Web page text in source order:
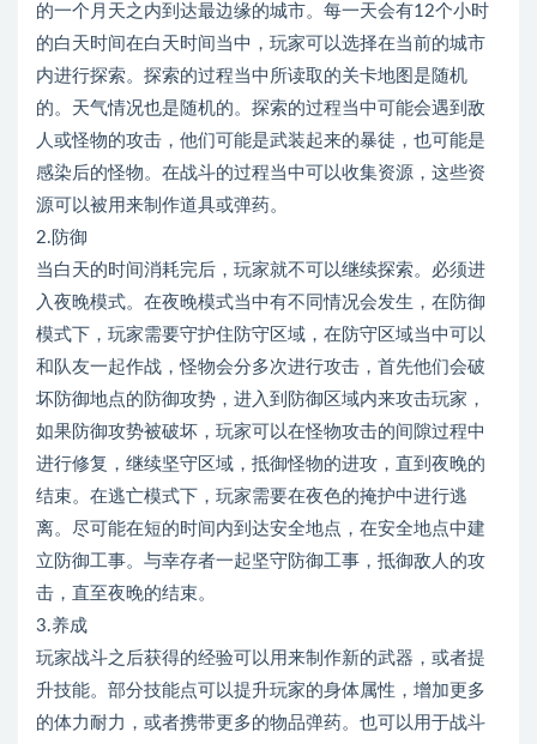
的一个月天之内到达最边缘的城市。每一天会有12个小时
的白天时间在白天时间当中，玩家可以选择在当前的城市
内进行探索。探索的过程当中所读取的关卡地图是随机
的。天气情况也是随机的。探索的过程当中可能会遇到敌
人或怪物的攻击，他们可能是武装起来的暴徒，也可能是
感染后的怪物。在战斗的过程当中可以收集资源，这些资
源可以被用来制作道具或弹药。
2.防御
当白天的时间消耗完后，玩家就不可以继续探索。必须进
入夜晚模式。在夜晚模式当中有不同情况会发生，在防御
模式下，玩家需要守护住防守区域，在防守区域当中可以
和队友一起作战，怪物会分多次进行攻击，首先他们会破
坏防御地点的防御攻势，进入到防御区域内来攻击玩家，
如果防御攻势被破坏，玩家可以在怪物攻击的间隙过程中
进行修复，继续坚守区域，抵御怪物的进攻，直到夜晚的
结束。在逃亡模式下，玩家需要在夜色的掩护中进行逃
离。尽可能在短的时间内到达安全地点，在安全地点中建
立防御工事。与幸存者一起坚守防御工事，抵御敌人的攻
击，直至夜晚的结束。
3.养成
玩家战斗之后获得的经验可以用来制作新的武器，或者提
升技能。部分技能点可以提升玩家的身体属性，增加更多
的体力耐力，或者携带更多的物品弹药。也可以用于战斗